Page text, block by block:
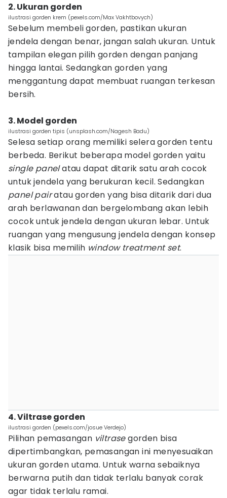
2. Ukuran gorden
ilustrasi gorden krem (pexels.com/Max Vakhtbovych)
Sebelum membeli gorden, pastikan ukuran
jendela dengan benar, jangan salah ukuran. Untuk
tampilan elegan pilih gorden dengan panjang
hingga lantai. Sedangkan gorden yang
menggantung dapat membuat ruangan terkesan
bersih.
3. Model gorden
ilustrasi gorden tipis (unsplash.com/Nagesh Badu)
Selesa setiap orang memiliki selera gorden tentu
berbeda. Berikut beberapa model gorden yaitu
single panelatau dapat ditarik satu arah cocok
untuk jendela yang berukuran kecil. Sedangkan
panel pairatau gorden yang bisa ditarik dari dua
arah berlawanan dan bergelombang akan lebih
cocok untuk jendela dengan ukuran lebar. Untuk
ruangan yang mengusung jendela dengan konsep
klasik bisa memilih window treatment set.
4. Viltrase gorden
ilustrasi gorden (pexels.com/josue Verdejo)
Pilihan pemasangan viltrasegorden bisa
dipertimbangkan, pemasangan ini menyesuaikan
ukuran gorden utama. Untuk warna sebaiknya
berwarna putih dan tidak terlalu banyak corak
agar tidak terlalu ramai.